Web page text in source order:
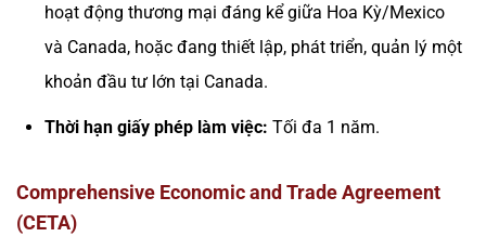
hoạt động thương mại đáng kể giữa Hoa Kỳ/Mexico
và Canada, hoặc đang thiết lập, phát triển, quản lý một
khoản đầu tư lớn tại Canada.
Thời hạn giấy phép làm việc: Tối đa 1 năm.
Comprehensive Economic and Trade Agreement
(CETA)